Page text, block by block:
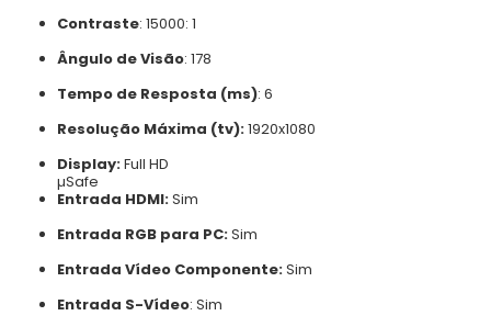
Contraste: 15000: 1
Ângulo de Visão: 178
Tempo de Resposta (ms): 6
Resolução Máxima (tv):1920x1080
Display:Full HD
µSafe
Entrada HDMI:Sim
Entrada RGB para PC:Sim
Entrada Vídeo Componente:Sim
Entrada S-Vídeo: Sim